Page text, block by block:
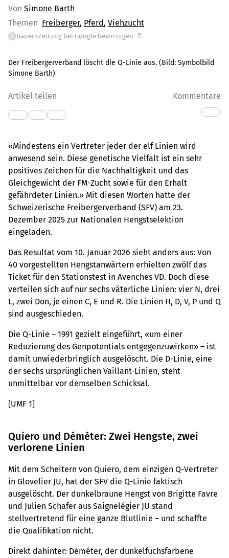
Von Simone Barth
Themen Freiberger Pferd Viehzucht
G BauernZeitung bei Google bevorzugen ?
Der Freibergerverband löscht die Q-Linie aus. (Bild: Symbolbild
Simone Barth)
Artikel teilen Kommentare
«Mindestens ein Vertreter jeder der elf Linien wird
anwesend sein. Diese genetische Vielfalt ist ein sehr
positives Zeichen für die Nachhaltigkeit und das
Gleichgewicht der FM-Zucht sowie für den Erhalt
gefährdeter Linien.» Mit diesen Worten hatte der
Schweizerische Freibergerverband (SFV) am 23.
Dezember 2025 zur Nationalen Hengstselektion
eingeladen.
Das Resultat vom 10. Januar 2026 sieht anders aus: Von
40 vorgestellten Hengstanwärtern erhielten zwölf das
Ticket für den Stationstest in Avenches VD. Doch diese
verteilen sich auf nur sechs väterliche Linien: vier N, drei
L, zwei Don, je einen C, E und R. Die Linien H, D, V, P und Q
sind ausgeschieden.
Die Q-Linie – 1991 gezielt eingeführt, «um einer
Reduzierung des Genpotentials entgegenzuwirken» – ist
damit unwiederbringlich ausgelöscht. Die D-Linie, eine
der sechs ursprünglichen Vaillant-Linien, steht
unmittelbar vor demselben Schicksal.
[UMF 1]
Quiero und Déméter: Zwei Hengste, zwei
verlorene Linien
Mit dem Scheitern von Quiero, dem einzigen Q-Vertreter
in Glovelier JU, hat der SFV die Q-Linie faktisch
ausgelöscht. Der dunkelbraune Hengst von Brigitte Favre
und Julien Schafer aus Saignelégier JU stand
stellvertretend für eine ganze Blutlinie – und schaffte
die Qualifikation nicht.
Direkt dahinter: Déméter, der dunkelfuchsfarbene